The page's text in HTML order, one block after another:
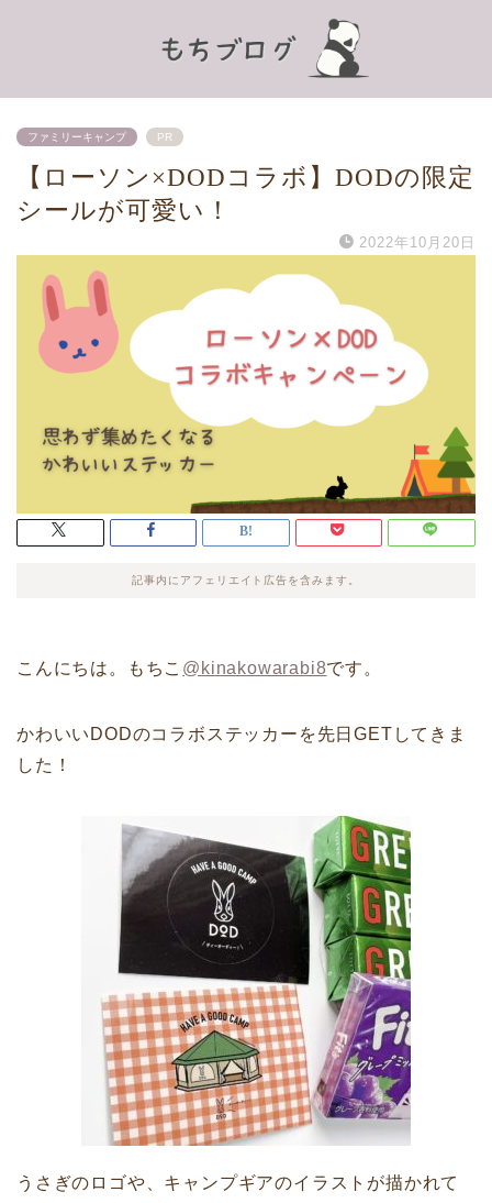
ファミリーキャンプ PR
【ローソン×DODコラボ】DODの限定
シールが可愛い！
2022年10月20日
記事内にアフェリエイト広告を含みます。
こんにちは。もちこ @kinakowarabi8です。
かわいいDODのコラボステッカーを先日GETしてきま
した！
うさぎのロゴや、キャンプギアのイラストが描かれて